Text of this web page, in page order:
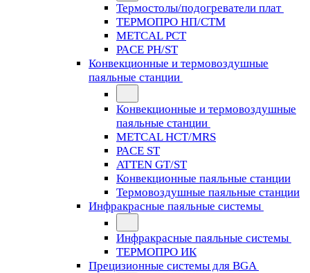
Термостолы/подогреватели плат
ТЕРМОПРО НП/СТМ
METCAL PCT
PACE PH/ST
Конвекционные и термовоздушные
паяльные станции
Конвекционные и термовоздушные
паяльные станции
METCAL HCT/MRS
PACE ST
ATTEN GT/ST
Конвекционные паяльные станции
Термовоздушные паяльные станции
Инфракрасные паяльные системы
Инфракрасные паяльные системы
ТЕРМОПРО ИК
Прецизионные системы для BGA